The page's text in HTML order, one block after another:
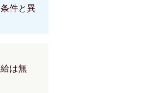
件と異
は無